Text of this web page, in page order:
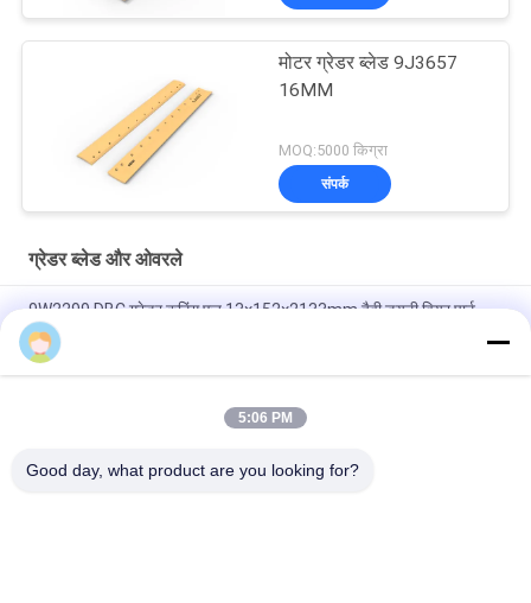
मोटर ग्रेडर ब्लेड 9J3657
16MM
MOQ:5000 किग्रा
संपर्क
ग्रेडर ब्लेड और ओवरले
9W2299 DBC ग्रेडर कटिंग एज 13×152×2133mm हैवी ड्यूटी वियर पार्ट
28KG
1093116 डीबीएफ बुलडोजर कटिंग एज 45×330×1216 मिमी हैवी ड्यूटी ब्लेड
5:06 PM
Good day, what product are you looking for?